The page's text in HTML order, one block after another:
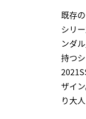
既存
シリ
ンダ
持つ
ザイ
り大